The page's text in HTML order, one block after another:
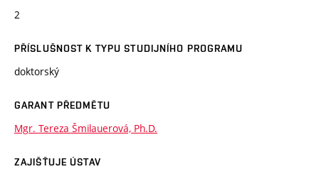
2
PŘÍSLUŠNOST K TYPU STUDIJNÍHO PROGRAMU
doktorský
GARANT PŘEDMĚTU
Mgr. Tereza Šmilauerová, Ph.D.
ZAJIŠŤUJE ÚSTAV